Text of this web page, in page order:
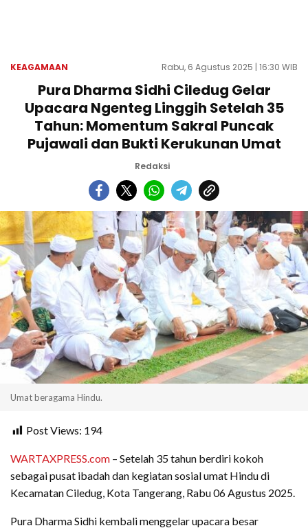
KEAGAMAAN Rabu, 6 Agustus 2025 | 16:30 WIB
Pura Dharma Sidhi Ciledug Gelar
Upacara Ngenteg Linggih Setelah 35
Tahun: Momentum Sakral Puncak
Pujawali dan Bukti Kerukunan Umat
Redaksi
Umat beragama Hindu.
Post Views: 194
WARTAXPRESS.com – Setelah 35 tahun berdiri kokoh
sebagai pusat ibadah dan kegiatan sosial umat Hindu di
Kecamatan Ciledug, Kota Tangerang, Rabu 06 Agustus 2025.
Pura Dharma Sidhi kembali menggelar upacara besar